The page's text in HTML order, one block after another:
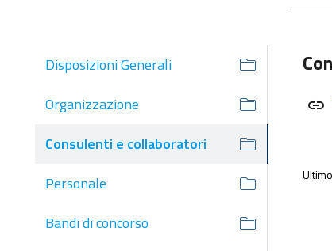
Disposizioni Generali
Organizzazione
Consulenti e collaboratori
Personale
Bandi di concorso
link